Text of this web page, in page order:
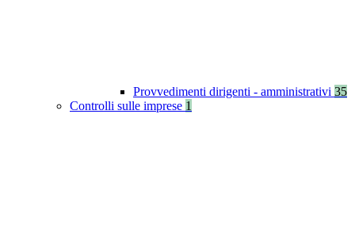
Provvedimenti dirigenti - amministrativi 35
Controlli sulle imprese 1